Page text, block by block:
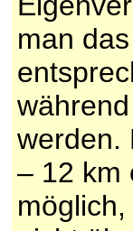
man
werden.
– 12 km